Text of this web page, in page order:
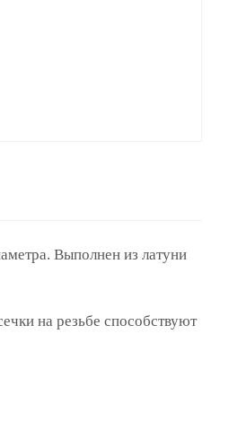
Выполнен из латуни
на резьбе способствуют